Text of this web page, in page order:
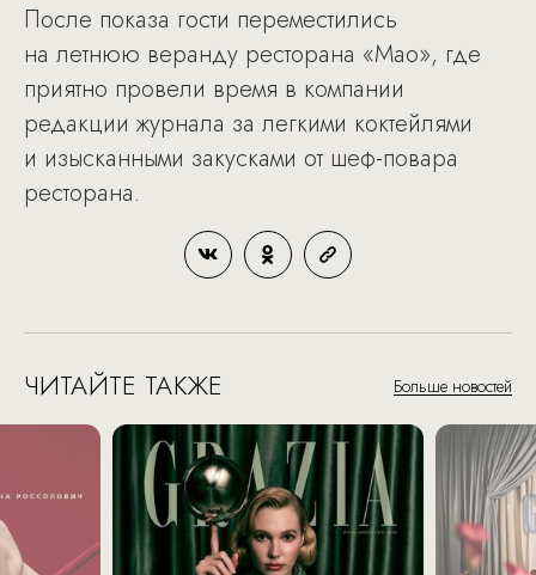
После показа гости переместились
на летнюю веранду ресторана «Мао», где
приятно провели время в компании
редакции журнала за легкими коктейлями
и изысканными закусками от шеф-повара
ресторана.
ЧИТАЙТЕ ТАКЖЕ Больше новостей